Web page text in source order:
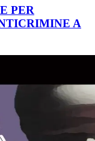
PER
A